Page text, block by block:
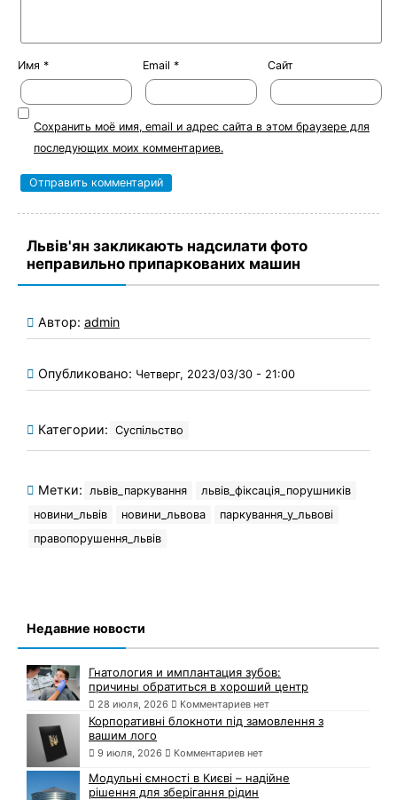
Имя * Email * Сайт
Сохранить моё имя, email и адрес сайта в этом браузере для
последующих моих комментариев.
Львів'ян закликають надсилати фото
неправильно припаркованих машин
Автор: admin
Опубликовано: Четверг, 2023/03/30 - 21:00
Категории: Суспільство
Метки: львів_паркування
львів_фіксація_порушників
новини_львів
новини_львова
паркування_у_львові
правопорушення_львів
Недавние новости
Гнатология и имплантация зубов:
причины обратиться в хороший центр
28 июля, 2026 Комментариев нет
Корпоративні блокноти під замовлення з
вашим лого
9 июля, 2026 Комментариев нет
Модульні ємності в Києві – надійне
рішення для зберігання рідин